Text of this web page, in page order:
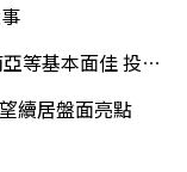
本面佳 投信大買
續居盤面亮點